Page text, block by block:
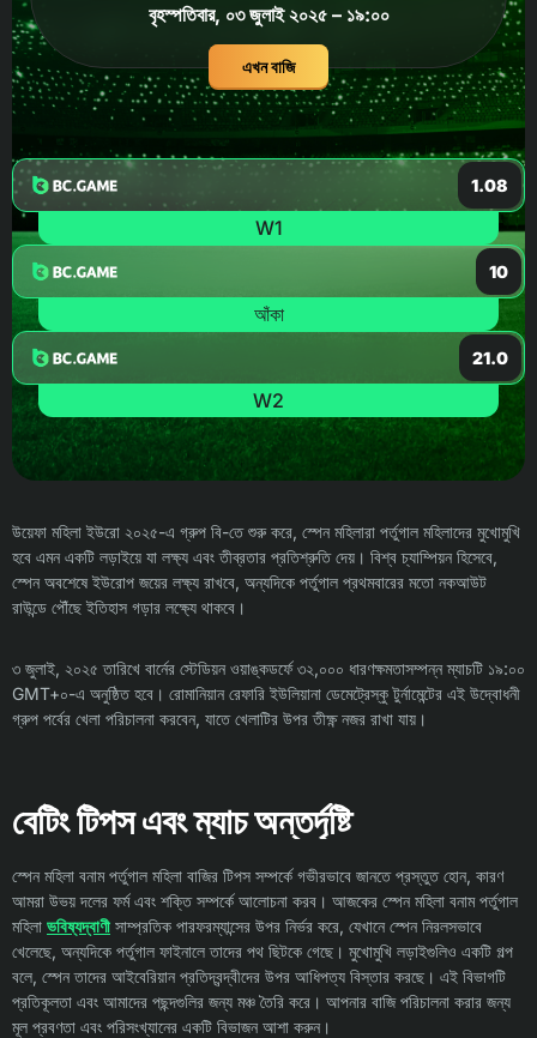
বৃহস্পতিবার, ০৩ জুলাই ২০২৫ – ১৯:০০
এখন বাজি
1.08
W1
10
আঁকা
21.0
W2
উয়েফা মহিলা ইউরো ২০২৫-এ গ্রুপ বি-তে শুরু করে, স্পেন মহিলারা পর্তুগাল মহিলাদের মুখোমুখি
হবে এমন একটি লড়াইয়ে যা লক্ষ্য এবং তীব্রতার প্রতিশ্রুতি দেয়। বিশ্ব চ্যাম্পিয়ন হিসেবে,
স্পেন অবশেষে ইউরোপ জয়ের লক্ষ্য রাখবে, অন্যদিকে পর্তুগাল প্রথমবারের মতো নকআউট
রাউন্ডে পৌঁছে ইতিহাস গড়ার লক্ষ্যে থাকবে।
৩ জুলাই, ২০২৫ তারিখে বার্নের স্টেডিয়ন ওয়াঙ্কডর্ফে ৩২,০০০ ধারণক্ষমতাসম্পন্ন ম্যাচটি ১৯:০০
GMT+০-এ অনুষ্ঠিত হবে। রোমানিয়ান রেফারি ইউলিয়ানা ডেমেট্রেস্কু টুর্নামেন্টের এই উদ্বোধনী
গ্রুপ পর্বের খেলা পরিচালনা করবেন, যাতে খেলাটির উপর তীক্ষ্ণ নজর রাখা যায়।
বেটিং টিপস এবং ম্যাচ অন্তর্দৃষ্টি
স্পেন মহিলা বনাম পর্তুগাল মহিলা বাজির টিপস সম্পর্কে গভীরভাবে জানতে প্রস্তুত হোন, কারণ
আমরা উভয় দলের ফর্ম এবং শক্তি সম্পর্কে আলোচনা করব। আজকের স্পেন মহিলা বনাম পর্তুগাল
মহিলা ভবিষ্যদ্বাণী সাম্প্রতিক পারফরম্যান্সের উপর নির্ভর করে, যেখানে স্পেন নিরলসভাবে
খেলেছে, অন্যদিকে পর্তুগাল ফাইনালে তাদের পথ ছিটকে গেছে। মুখোমুখি লড়াইগুলিও একটি গল্প
বলে, স্পেন তাদের আইবেরিয়ান প্রতিদ্বন্দ্বীদের উপর আধিপত্য বিস্তার করছে। এই বিভাগটি
প্রতিকূলতা এবং আমাদের পছন্দগুলির জন্য মঞ্চ তৈরি করে। আপনার বাজি পরিচালনা করার জন্য
মূল প্রবণতা এবং পরিসংখ্যানের একটি বিভাজন আশা করুন।